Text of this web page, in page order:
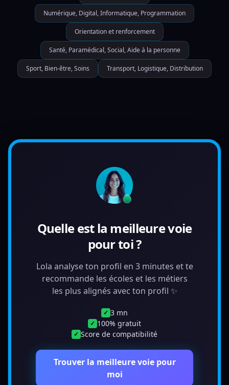
Numérique, Digital, Informatique, Programmation
Orientation et renforcement
Santé, Paramédical, Social, Aide à la personne
Sport, Bien-être, Soins Transport, Logistique, Distribution
Quelle est la meilleure voie
pour toi ?
Lola analyse ton profil en 3 minutes et te
recommande les écoles et les métiers
les plus alignés avec ton profil ✨
✓ 3 mn
✓ 100% gratuit
✓ Score de compatibilité
Trouver la meilleure voie pour
moi